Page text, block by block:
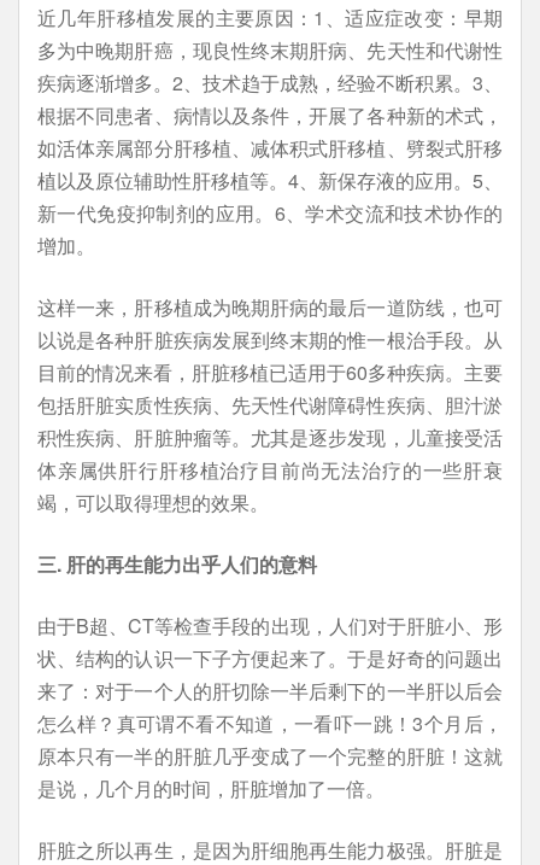
近几年肝移植发展的主要原因：1、适应症改变：早期
多为中晚期肝癌，现良性终末期肝病、先天性和代谢性
疾病逐渐增多。2、技术趋于成熟，经验不断积累。3、
根据不同患者、病情以及条件，开展了各种新的术式，
如活体亲属部分肝移植、减体积式肝移植、劈裂式肝移
植以及原位辅助性肝移植等。4、新保存液的应用。5、
新一代免疫抑制剂的应用。6、学术交流和技术协作的
增加。
这样一来，肝移植成为晚期肝病的最后一道防线，也可
以说是各种肝脏疾病发展到终末期的惟一根治手段。从
目前的情况来看，肝脏移植已适用于60多种疾病。主要
包括肝脏实质性疾病、先天性代谢障碍性疾病、胆汁淤
积性疾病、肝脏肿瘤等。尤其是逐步发现，儿童接受活
体亲属供肝行肝移植治疗目前尚无法治疗的一些肝衰
竭，可以取得理想的效果。
三. 肝的再生能力出乎人们的意料
由于B超、CT等检查手段的出现，人们对于肝脏小、形
状、结构的认识一下子方便起来了。于是好奇的问题出
来了：对于一个人的肝切除一半后剩下的一半肝以后会
怎么样？真可谓不看不知道，一看吓一跳！3个月后，
原本只有一半的肝脏几乎变成了一个完整的肝脏！这就
是说，几个月的时间，肝脏增加了一倍。
肝脏之所以再生，是因为肝细胞再生能力极强。肝脏是